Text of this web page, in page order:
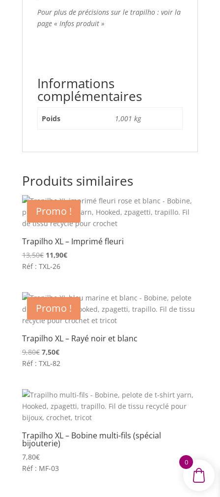
Pour plus de précisions sur le trapilho : voir la
page « Infos produit »
Informations
complémentaires
Poids 1,001 kg
Produits similaires
Promo !
Trapilho XL – Imprimé fleuri
13,50€ Le
prix
13,50€.
11,90€Le
11,90€.
Réf : TXL-26
Promo !
Trapilho XL – Rayé noir et blanc
9,80€ Le
prix
9,80€.
7,50€Le
prix
7,50€.
Réf : TXL-82
Trapilho XL – Bobine multi-fils (spécial
bijouterie)
7,80€
Réf : MF-03
0